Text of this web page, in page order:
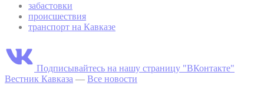
забастовки
происшествия
транспорт на Кавказе
Подписывайтесь на нашу страницу "ВКонтакте"
Вестник Кавказа — Все новости